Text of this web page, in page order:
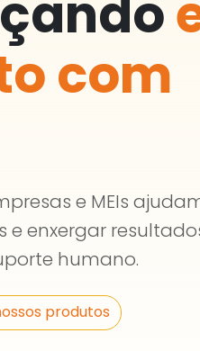
com
e MEIs
enxergar
humano.
produtos